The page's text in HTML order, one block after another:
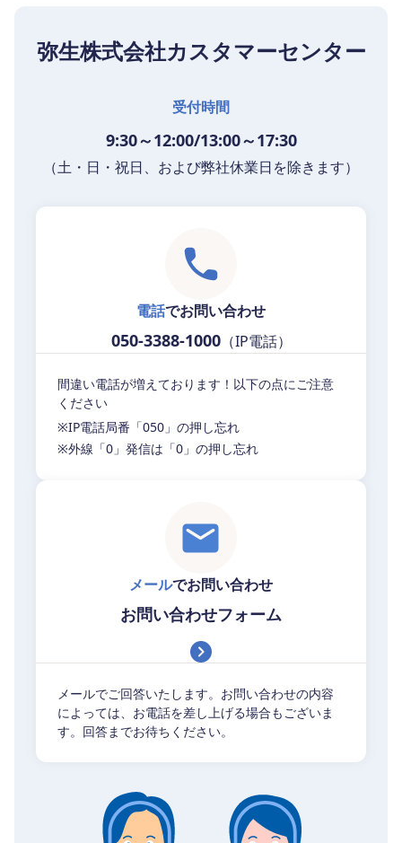
弥生株式会社カスタマーセンター
受付時間
9:30～12:00/13:00～17:30
（土・日・祝日、および弊社休業日を除きます）
電話でお問い合わせ
050-3388-1000（IP電話）
間違い電話が増えております！以下の点にご注意
ください
※IP電話局番「050」の押し忘れ
※外線「0」発信は「0」の押し忘れ
メールでお問い合わせ
お問い合わせフォーム
メールでご回答いたします。お問い合わせの内容
によっては、お電話を差し上げる場合もございま
す。回答までお待ちください。